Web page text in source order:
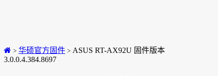
> 华硕官方固件 > ASUS RT-AX92U 固件版本
3.0.0.4.384.8697